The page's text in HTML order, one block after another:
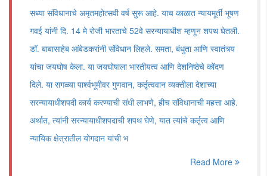
सध्या संविधानाचे अमृतमहोत्सवी वर्ष सुरू आहे. याच काळात न्यायमूर्ती भूषण
गवई यांनी दि. 14 मे रोजी भारताचे 52वे सरन्यायाधीश म्हणून शपथ घेतली.
डॉ. बाबासाहेब आंबेडकरांनी संविधान लिहले. समता, बंधुता आणि स्वातंत्र्य
यांचा जयघोष केला. या जयघोषाला भारतीयत्व आणि देशनिष्ठेचे कोंदण
दिले. या सगळ्या पार्श्वभूमीवर गुणवान, कर्तृत्ववान व्यक्तीला देशाच्या
सरन्यायाधीशपदी कार्य करण्याची संधी लाभणे, हीच संविधानाची महत्ता आहे.
अर्थात, त्यांनी सरन्यायाधीशपदाची शपथ घेणे, यात त्यांचे कर्तृत्व आणि
न्यायिक क्षेत्रातील योगदान यांची भ
Read More